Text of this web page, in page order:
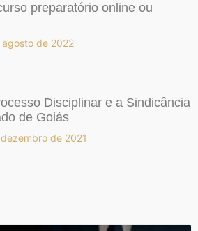
preparatório online ou
de 2022
Disciplinar e a Sindicância
de Goiás
de 2021